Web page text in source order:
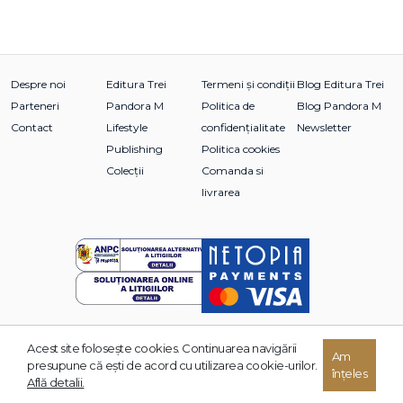
Despre noi
Parteneri
Contact
Editura Trei
Pandora M
Lifestyle
Publishing
Colecții
Termeni și condiții
Politica de
confidențialitate
Politica cookies
Comanda si
livrarea
Blog Editura Trei
Blog Pandora M
Newsletter
© 2026 Grupul Editorial TREI. Toate drepturile rezervate.
Acest site foloseşte cookies. Continuarea navigării
presupune că eşti de acord cu utilizarea cookie-urilor.
Află detalii.
Am
înțeles